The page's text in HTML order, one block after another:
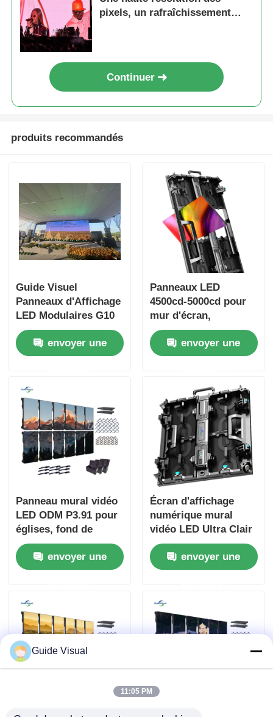
pixels, un rafraîchissement
Continuer
produits recommandés
Guide Visuel
Panneaux d'Affichage
LED Modulaires G10
Écran LED
Personnalisé pour
Intérieur et Extérieur
envoyer une
Panneaux LED
4500cd-5000cd pour
mur d'écran,
affichage numérique
pour la publicité
extérieure
envoyer une
Panneau mural vidéo
LED ODM P3.91 pour
églises, fond de
scène, 800W
envoyer une
Écran d'affichage
numérique mural
vidéo LED Ultra Clair
5000 nits P2.9 P3.9
pour centre
commercial
envoyer une
Guide Visual
11:05 PM